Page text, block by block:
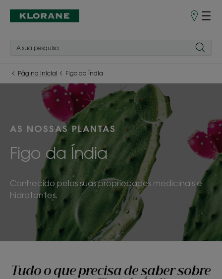
Pontos
Página inicial Figo da Índia
AS NOSSAS PLANTAS
Figo da Índia
Conhecido pelas suas propriedades medicinais e
hidratantes.
Tudo o que precisa de saber sobre